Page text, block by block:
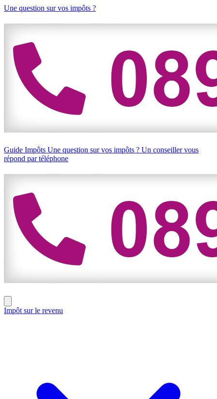
Une question sur vos impôts ?
Guide Impôts Une question sur vos impôts ? Un conseiller vous
répond par téléphone
Impôt sur le revenu